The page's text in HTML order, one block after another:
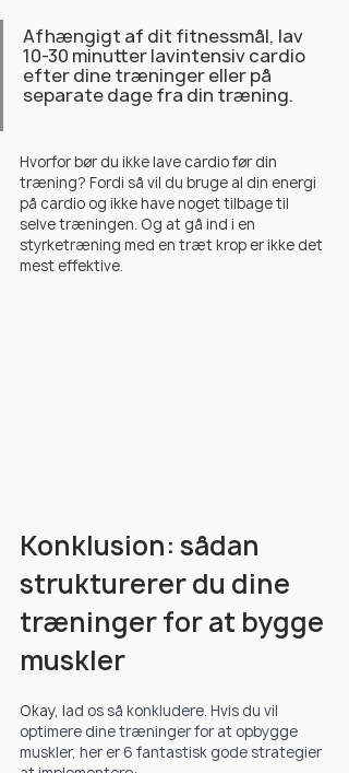
Afhængigt af dit fitnessmål, lav
10-30 minutter lavintensiv cardio
efter dine træninger eller på
separate dage fra din træning.
Hvorfor bør du ikke lave cardio før din
træning? Fordi så vil du bruge al din energi
på cardio og ikke have noget tilbage til
selve træningen. Og at gå ind i en
styrketræning med en træt krop er ikke det
mest effektive.
Konklusion: sådan
strukturerer du dine
træninger for at bygge
muskler
Okay, lad os så konkludere. Hvis du vil
optimere dine træninger for at opbygge
muskler, her er 6 fantastisk gode strategier